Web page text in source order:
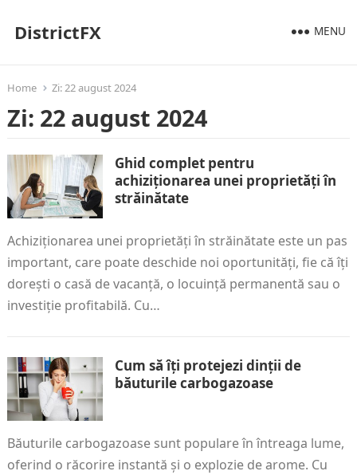
DistrictFX MENU
Home Zi:22 august 2024
Zi: 22 august 2024
Ghid complet pentru
achiziționarea unei proprietăți în
străinătate
Achiziționarea unei proprietăți în străinătate este un pas
important, care poate deschide noi oportunități, fie că îți
dorești o casă de vacanță, o locuință permanentă sau o
investiție profitabilă. Cu…
Cum să îți protejezi dinții de
băuturile carbogazoase
Băuturile carbogazoase sunt populare în întreaga lume,
oferind o răcorire instantă și o explozie de arome. Cu